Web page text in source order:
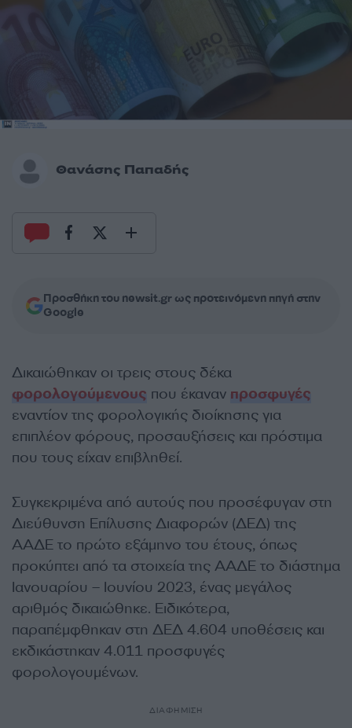
Θανάσης Παπαδής
Προσθήκη του newsit.gr ως προτεινόμενη πηγή στην
Google
Δικαιώθηκαν οι τρεις στους δέκα
φορολογούμενους που έκαναν προσφυγές
εναντίον της φορολογικής διοίκησης για
επιπλέον φόρους, προσαυξήσεις και πρόστιμα
που τους είχαν επιβληθεί.
Συγκεκριμένα από αυτούς που προσέφυγαν στη
Διεύθυνση Επίλυσης Διαφορών (ΔΕΔ) της
ΑΑΔΕ το πρώτο εξάμηνο του έτους, όπως
προκύπτει από τα στοιχεία της ΑΑΔΕ το διάστημα
Ιανουαρίου – Ιουνίου 2023, ένας μεγάλος
αριθμός δικαιώθηκε. Ειδικότερα,
παραπέμφθηκαν στη ΔΕΔ 4.604 υποθέσεις και
εκδικάστηκαν 4.011 προσφυγές
φορολογουμένων.
ΔΙΑΦΗΜΙΣΗ